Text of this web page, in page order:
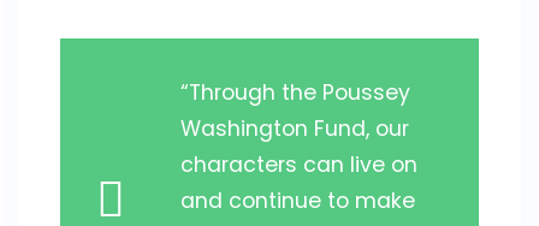
“Through the Poussey
Washington Fund, our
characters can live on
and continue to make